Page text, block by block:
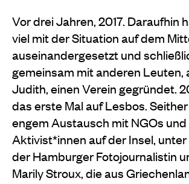
Vor drei Jahren, 2017. Daraufhin
viel mit der Situation auf dem
auseinandergesetzt und
gemeinsam mit anderen Leuten,
Judith, einen Verein gegründet.
das erste Mal auf Lesbos.
engem Austausch mit NGOs und
Aktivist*innen auf der Insel,
der Hamburger Fotojournalistin
Marily Stroux, die aus